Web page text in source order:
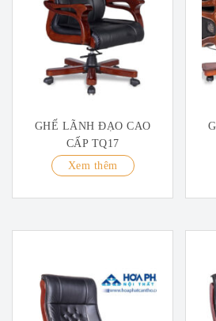
GHẾ LÃNH ĐẠO CAO
CẤP TQ17
Xem thêm